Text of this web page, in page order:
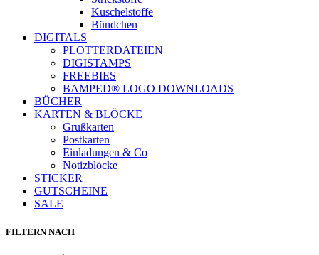
Kuschelstoffe
Bündchen
DIGITALS
PLOTTERDATEIEN
DIGISTAMPS
FREEBIES
BAMPED® LOGO DOWNLOADS
BÜCHER
KARTEN & BLÖCKE
Grußkarten
Postkarten
Einladungen & Co
Notizblöcke
STICKER
GUTSCHEINE
SALE
FILTERN NACH